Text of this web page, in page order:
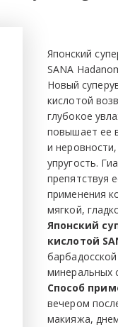
Японский
SANA
Новый
кислотой
глубокое
повышает ее
и
упругость.
препятствуя
применения
мягкой,
Японский
кислотой
минеральных
Способ
вечером
макияжа,